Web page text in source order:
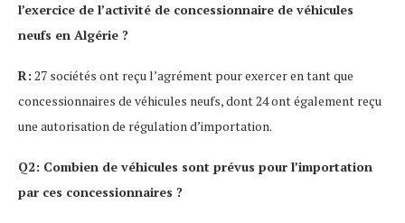
l’exercice de l’activité de concessionnaire de véhicules
neufs en Algérie ?
R: 27 sociétés ont reçu l’agrément pour exercer en tant que
concessionnaires de véhicules neufs, dont 24 ont également reçu
une autorisation de régulation d’importation.
Q2: Combien de véhicules sont prévus pour l’importation
par ces concessionnaires ?